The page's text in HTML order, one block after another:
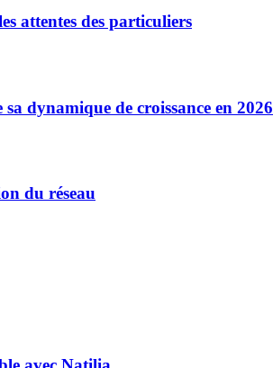
attentes des particuliers
dynamique de croissance en 2026
du réseau